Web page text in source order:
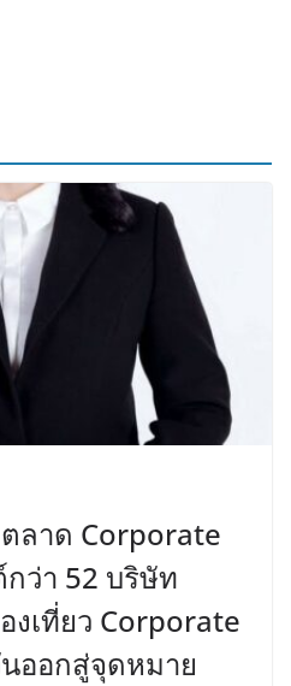
ลาด Corporate
กว่า 52 บริษัท
เที่ยว Corporate
ออกสู่จุดหมาย